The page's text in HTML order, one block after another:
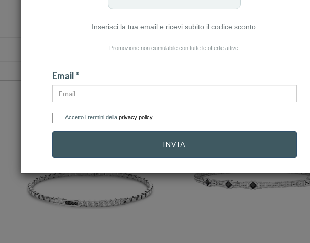
CATEGORIE
Inserisci la tua email e ricevi subito il codice sconto.
Promozione non cumulabile con tutte le offerte attive.
Email *
Accetto i termini della privacy policy
INVIA